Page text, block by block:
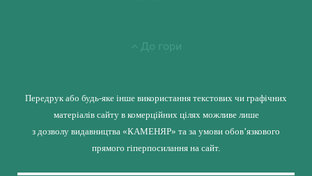
До гори
Передрук або будь-яке інше використання текстових чи графічних
матеріалів сайту в комерційних цілях можливе лише
з дозволу видавництва «КАМЕНЯР» та за умови обов’язкового
прямого гіперпосилання на сайт.